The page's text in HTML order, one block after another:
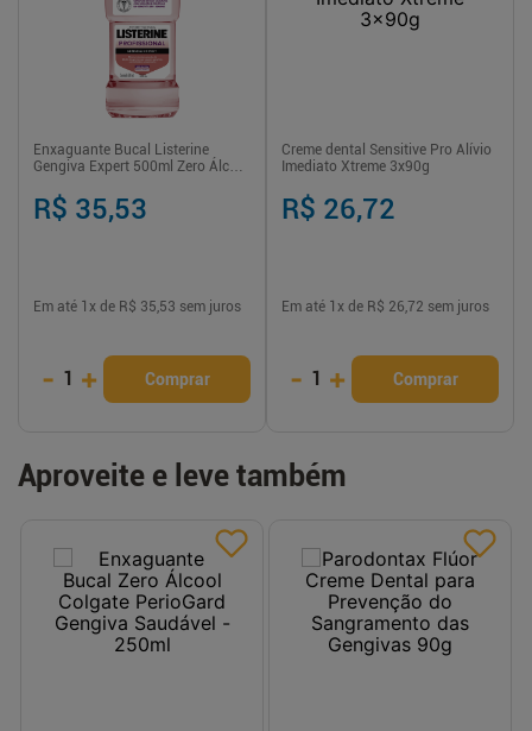
Enxaguante Bucal Listerine
Gengiva Expert 500ml Zero Álcool
R$ 35,53
Em até 1 x de R$ 35,53 sem juros
- 1 + Comprar
Creme dental Sensitive Pro Alívio
Imediato Xtreme 3x90g
R$ 26,72
Em até 1 x de R$ 26,72 sem juros
- 1 + Comprar
Aproveite e leve também